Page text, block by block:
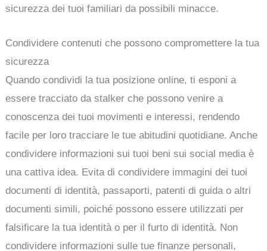
sicurezza dei tuoi familiari da possibili minacce.
Condividere contenuti che possono compromettere la tua
sicurezza
Quando condividi la tua posizione online, ti esponi a
essere tracciato da stalker che possono venire a
conoscenza dei tuoi movimenti e interessi, rendendo
facile per loro tracciare le tue abitudini quotidiane. Anche
condividere informazioni sui tuoi beni sui social media è
una cattiva idea. Evita di condividere immagini dei tuoi
documenti di identità, passaporti, patenti di guida o altri
documenti simili, poiché possono essere utilizzati per
falsificare la tua identità o per il furto di identità. Non
condividere informazioni sulle tue finanze personali,